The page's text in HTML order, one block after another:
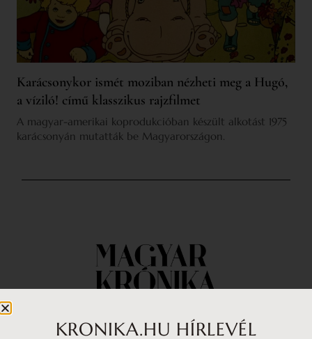
Karácsonykor ismét moziban nézheti meg a Hugó,
a víziló! című klasszikus rajzfilmet
A magyar-amerikai koprodukcióban készült alkotást 1975
karácsonyán mutatták be Magyarországon.
KRONIKA.HU HÍRLEVÉL